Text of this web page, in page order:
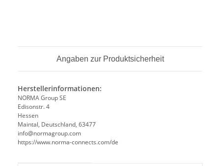
Angaben zur Produktsicherheit
Herstellerinformationen:
NORMA Group SE
Edisonstr. 4
Hessen
Maintal, Deutschland, 63477
info@normagroup.com
https://www.norma-connects.com/de